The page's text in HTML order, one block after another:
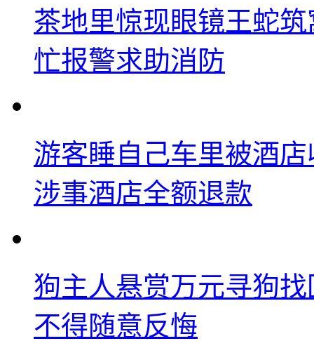
茶地里惊现眼镜王蛇
忙报警求助消防
游客睡自己车里被酒
涉事酒店全额退款
狗主人悬赏万元寻狗
不得随意反悔